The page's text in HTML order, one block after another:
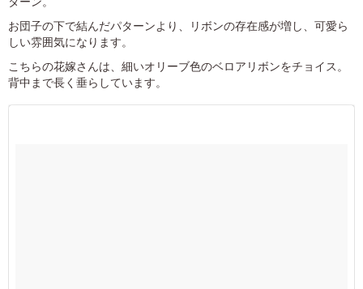
お団子の下で結んだパターンより、リボンの存在感が増し、可愛ら
しい雰囲気になります。
こちらの花嫁さんは、細いオリーブ色のベロアリボンをチョイス。
背中まで長く垂らしています。